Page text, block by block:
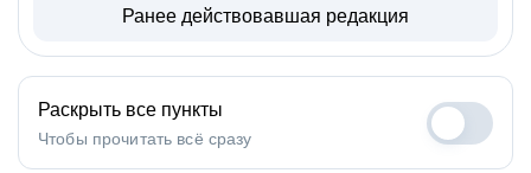
Ранее действовавшая редакция
Раскрыть все пункты
Чтобы прочитать всё сразу